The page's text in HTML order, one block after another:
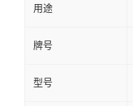
用途
牌号
型号